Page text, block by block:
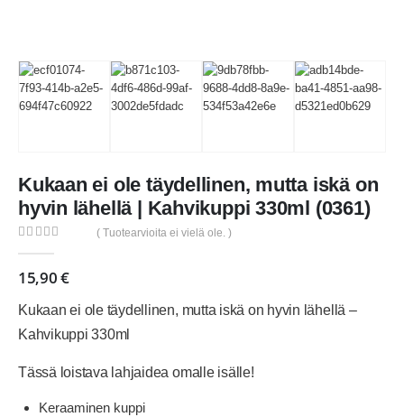
Kukaan ei ole täydellinen, mutta iskä on
hyvin lähellä | Kahvikuppi 330ml (0361)
( Tuotearvioita ei vielä ole. )
15,90€
Kukaan ei ole täydellinen, mutta iskä on hyvin lähellä –
Kahvikuppi 330ml
Tässä loistava lahjaidea omalle isälle!
Keraaminen kuppi